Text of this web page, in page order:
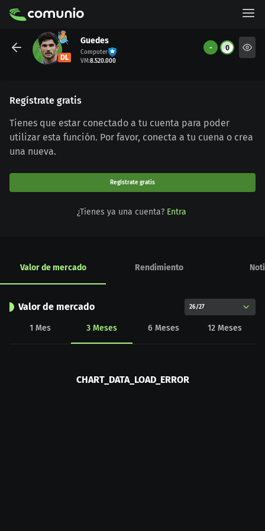
DL
Guedes
Computer
VM:8.520.000
- 0
Regístrate gratis
Tienes que estar conectado a tu cuenta para poder
utilizar esta función. Por favor, conecta a tu cuena o crea
una nueva.
Regístrate gratis
¿Tienes ya una cuenta? Entra
Valor de mercado Rendimiento
Valor de mercado 26/27
1 Mes 3 Meses 6 Meses 12 Meses
CHART_DATA_LOAD_ERROR